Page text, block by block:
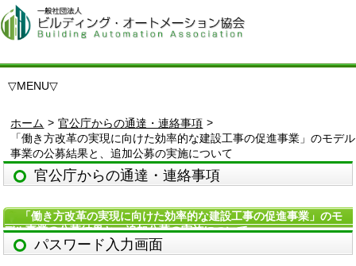
▽MENU▽
ホーム > 官公庁からの通達・連絡事項 >
「働き方改革の実現に向けた効率的な建設工事の促進事業」のモデル
事業の公募結果と、追加公募の実施について
官公庁からの通達・連絡事項
「働き方改革の実現に向けた効率的な建設工事の促進事業」のモ
デル事業の公募結果と、追加公募の実施について
パスワード入力画面